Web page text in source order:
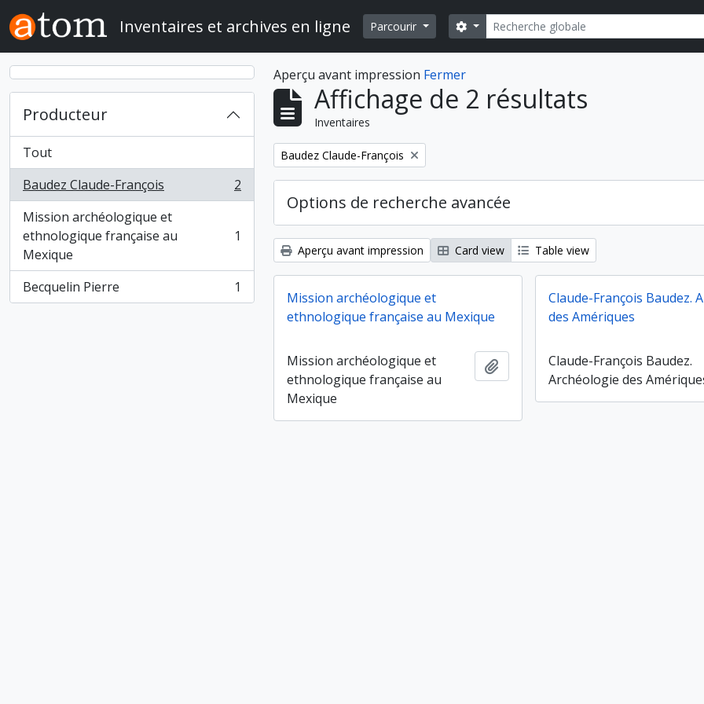
Skip to main content
Inventaires et archives en ligne Parcourir Rechercher
Search options
Producteur
Tout
Baudez Claude-François
, 2 résultats
2
Mission archéologique et
ethnologique française au
Mexique
, 1 résultats 1
Becquelin Pierre
, 1 résultats 1
Aperçu avant impression Fermer
Affichage de 2 résultats
Inventaires
Remove filter:
Baudez Claude-François
Options de recherche avancée
Aperçu avant impression Card view Table view
Mission archéologique et
ethnologique française au Mexique
Mission archéologique et
ethnologique française au
Mexique
Ajouter au presse-papier
Claude-François Baudez.
des Amériques
Claude-François Baudez.
Archéologie des